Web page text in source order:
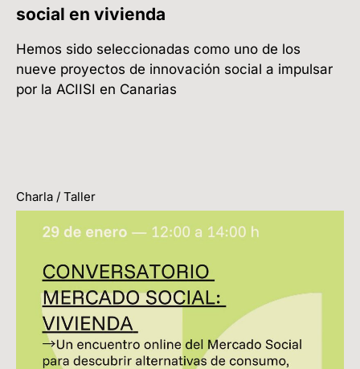
social en vivienda
Hemos sido seleccionadas como uno de los
nueve proyectos de innovación social a impulsar
por la ACIISI en Canarias
Charla / Taller